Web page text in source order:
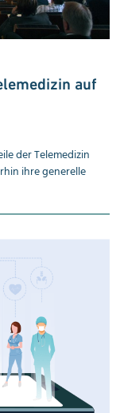
auf
der Telemedizin
ihre generelle